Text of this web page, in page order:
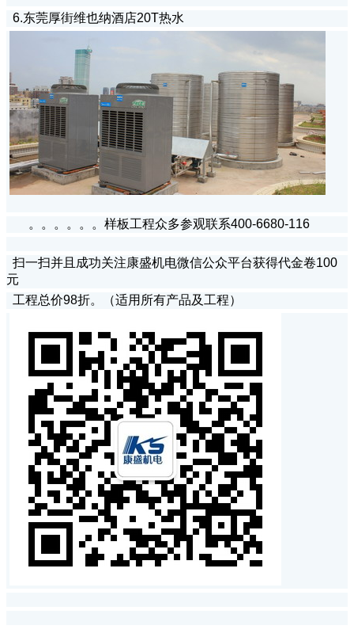
6.东莞厚街维也纳酒店20T热水
。。。。。。样板工程众多参观联系400-6680-116
扫一扫并且成功关注康盛机电微信公众平台获得代金卷100
元
工程总价98折。（适用所有产品及工程）